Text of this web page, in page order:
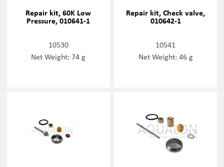
Repair kit, 60K Low
Pressure, 010641-1
10530
Net Weight: 74 g
Repair kit, Check valve,
010642-1
10541
Net Weight: 46 g